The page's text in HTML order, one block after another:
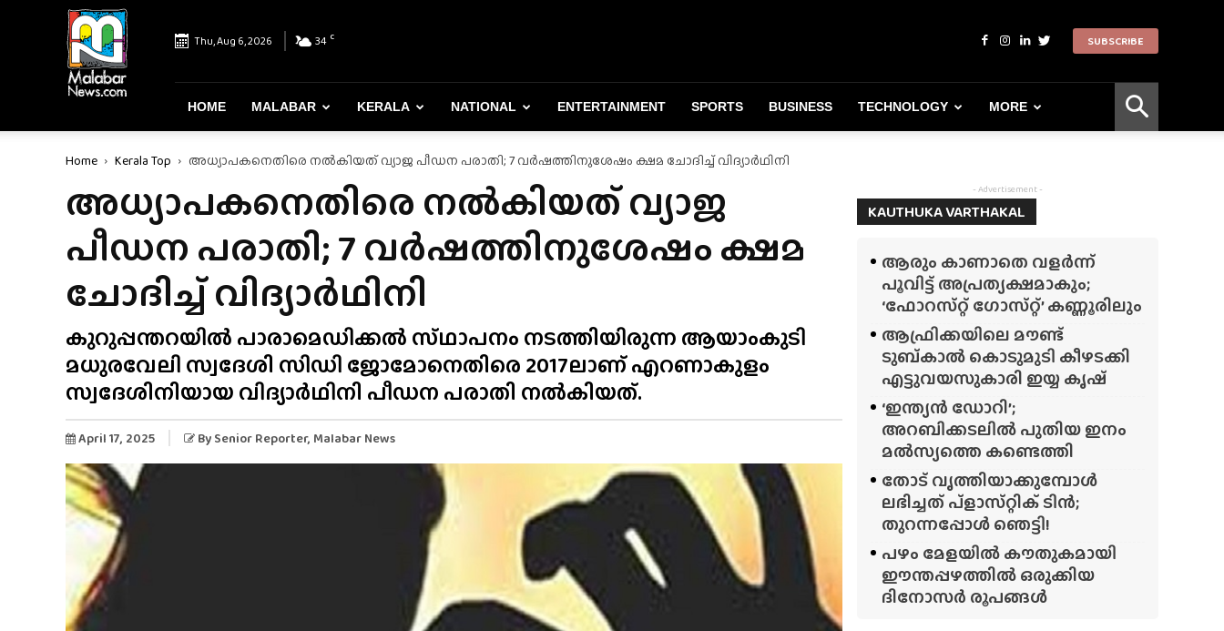
Malabar
News
–
Most
Reliable
Dependable
Portal
Thu, Aug 6, 2026 34 C SUBSCRIBE
HOME MALABAR KERALA NATIONAL ENTERTAINMENT SPORTS BUSINESS TECHNOLOGY MORE
Home Kerala Top അധ്യാപകനെതിരെ നൽകിയത് വ്യാജ പീഡന പരാതി; 7 വർഷത്തിനുശേഷം ക്ഷമ ചോദിച്ച് വിദ്യാർഥിനി
അധ്യാപകനെതിരെ നൽകിയത് വ്യാജ
പീഡന പരാതി; 7 വർഷത്തിനുശേഷം ക്ഷമ
ചോദിച്ച് വിദ്യാർഥിനി
കുറുപ്പന്തറയിൽ പാരാമെഡിക്കൽ സ്‌ഥാപനം നടത്തിയിരുന്ന ആയാംകുടി
മധുരവേലി സ്വദേശി സിഡി ജോമോനെതിരെ 2017ലാണ് എറണാകുളം
സ്വദേശിനിയായ വിദ്യാർഥിനി പീഡന പരാതി നൽകിയത്.
April 17, 2025 By Senior Reporter, Malabar News
- Advertisement -
KAUTHUKA VARTHAKAL
ആരും കാണാതെ വളർന്ന്
പൂവിട്ട് അപ്രത്യക്ഷമാകും;
‘ഫോറസ്‌റ്റ്‌ ഗോസ്‌റ്റ്’ കണ്ണൂരിലും
ആഫ്രിക്കയിലെ മൗണ്ട്
ടുബ്‌കാൽ കൊടുമുടി കീഴടക്കി
എട്ടുവയസുകാരി ഇയ്യ കൃഷ്
‘ഇന്ത്യൻ ഡോറി’;
അറബിക്കടലിൽ പുതിയ ഇനം
മൽസ്യത്തെ കണ്ടെത്തി
തോട് വൃത്തിയാക്കുമ്പോൾ
ലഭിച്ചത് പ്‌ളാസ്‌റ്റിക് ടിൻ;
തുറന്നപ്പോൾ ഞെട്ടി!
പഴം മേളയിൽ കൗതുകമായി
ഈന്തപ്പഴത്തിൽ ഒരുക്കിയ
ദിനോസർ രൂപങ്ങൾ